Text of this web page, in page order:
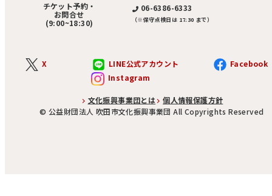
チケット予約・
お問合せ
(9:00~18:30)
06-6386-6333
（※保守点検日は 17:30 まで）
X LINE公式アカウント
Facebook
Instagram
©︎ 公益財団法人 吹田市文化振興事業団 All Copyrights Reserved
文化振興事業団とは 個人情報保護方針